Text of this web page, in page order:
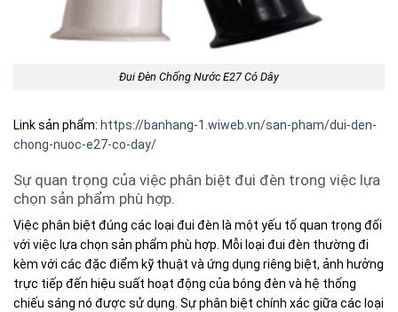
Đui Đèn Chống Nước E27 Có Dây
Link sản phẩm: https://banhang-1.wiweb.vn/san-pham/dui-den-
chong-nuoc-e27-co-day/
Sự quan trọng của việc phân biệt đui đèn trong việc lựa
chọn sản phẩm phù hợp.
Việc phân biệt đúng các loại đui đèn là một yếu tố quan trọng đối
với việc lựa chọn sản phẩm phù hợp. Mỗi loại đui đèn thường đi
kèm với các đặc điểm kỹ thuật và ứng dụng riêng biệt, ảnh hưởng
trực tiếp đến hiệu suất hoạt động của bóng đèn và hệ thống
chiếu sáng nó được sử dụng. Sự phân biệt chính xác giữa các loại